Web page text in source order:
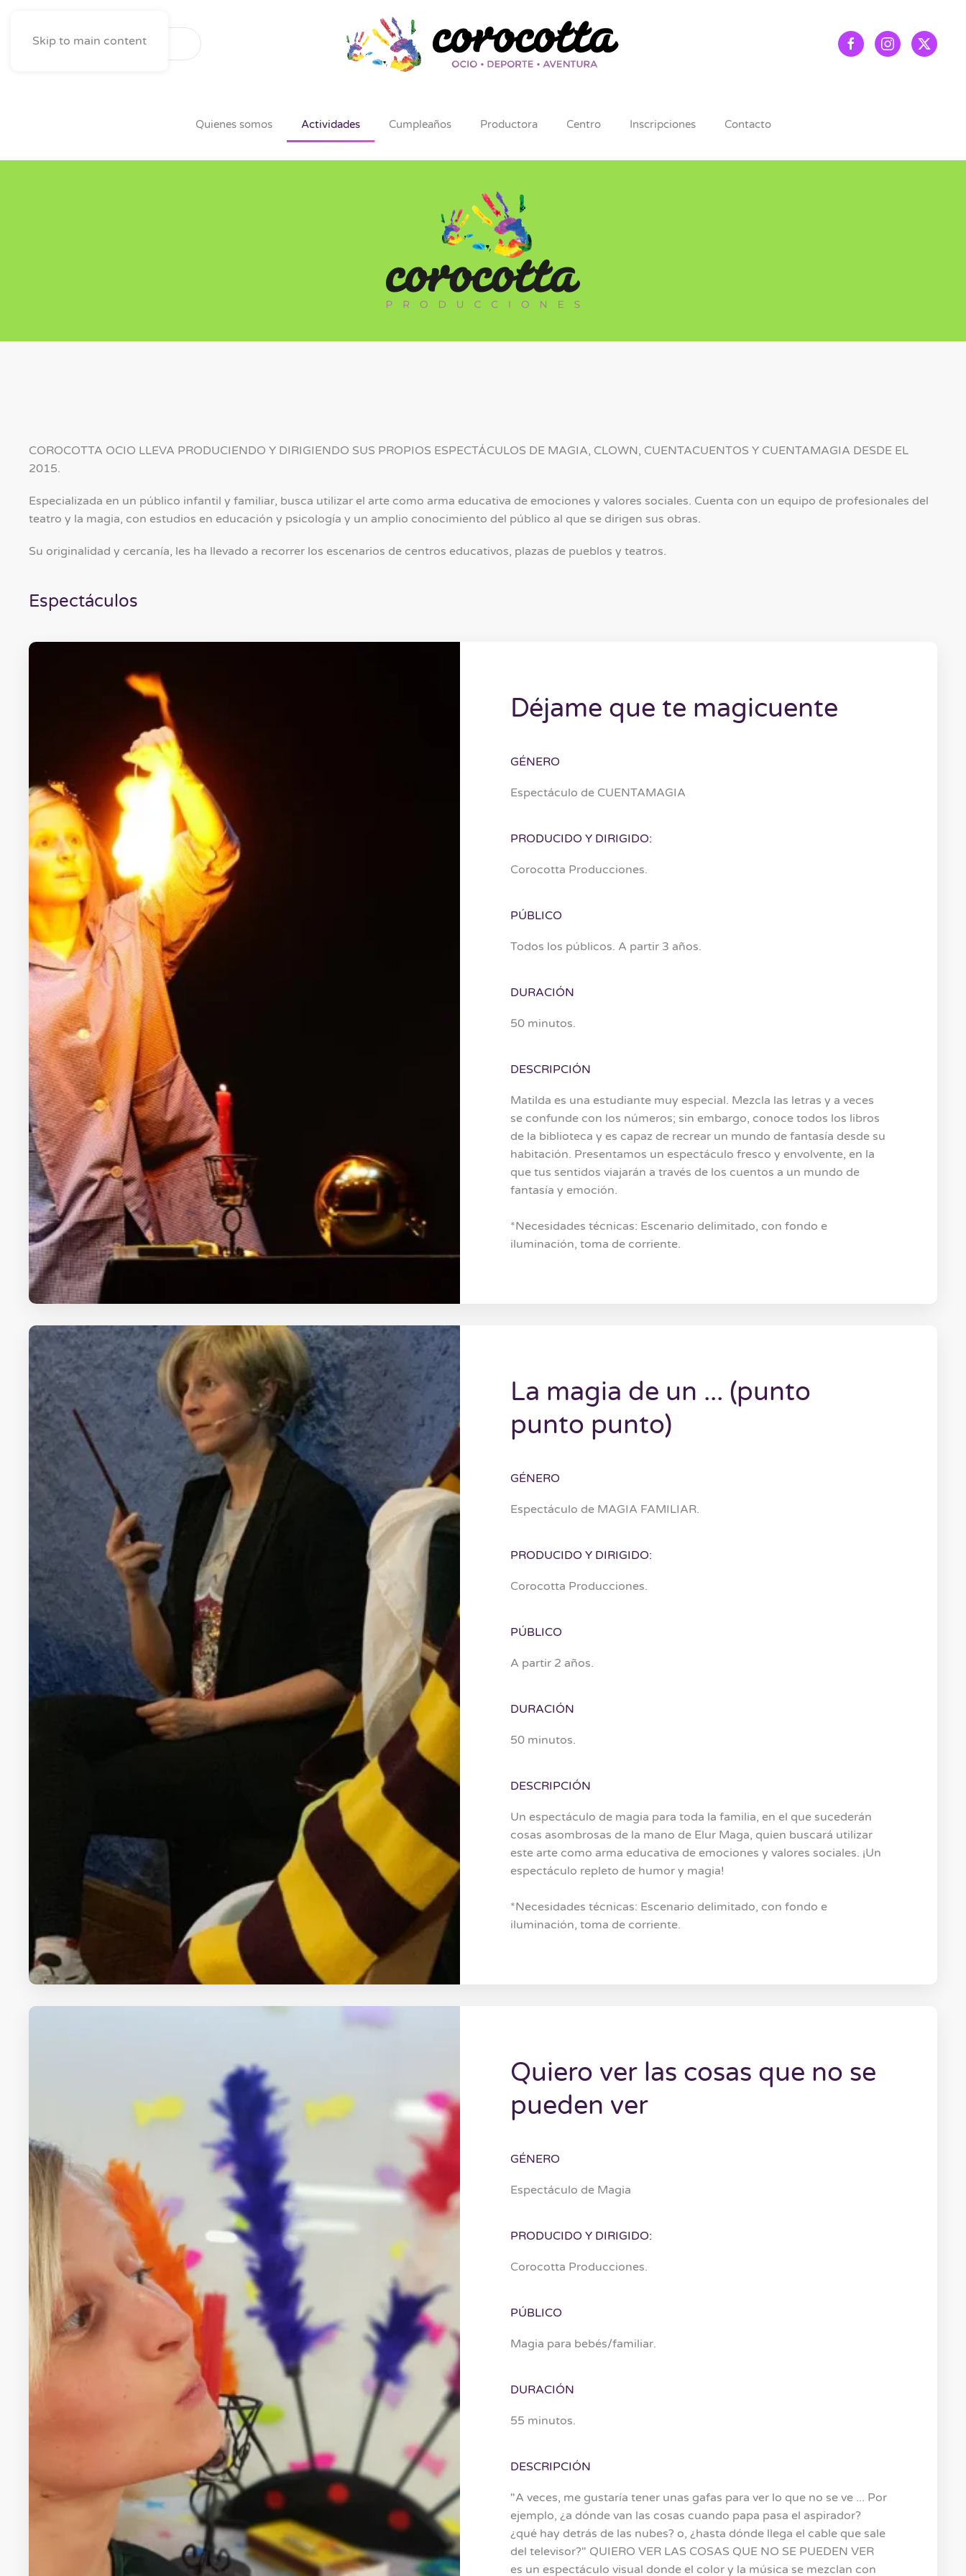
Skip to main content
Quienes somos Actividades Cumpleaños Productora Centro Inscripciones Contacto
COROCOTTA OCIO LLEVA PRODUCIENDO Y DIRIGIENDO SUS PROPIOS ESPECTÁCULOS DE MAGIA, CLOWN, CUENTACUENTOS Y CUENTAMAGIA DESDE EL
2015.
Especializada en un público infantil y familiar, busca utilizar el arte como arma educativa de emociones y valores sociales. Cuenta con un equipo de profesionales del
teatro y la magia, con estudios en educación y psicología y un amplio conocimiento del público al que se dirigen sus obras.
Su originalidad y cercanía, les ha llevado a recorrer los escenarios de centros educativos, plazas de pueblos y teatros.
Espectáculos
Déjame que te magicuente
GÉNERO
Espectáculo de CUENTAMAGIA
PRODUCIDO Y DIRIGIDO:
Corocotta Producciones.
PÚBLICO
Todos los públicos. A partir 3 años.
DURACIÓN
50 minutos.
DESCRIPCIÓN
Matilda es una estudiante muy especial. Mezcla las letras y a veces
se confunde con los números; sin embargo, conoce todos los libros
de la biblioteca y es capaz de recrear un mundo de fantasía desde su
habitación. Presentamos un espectáculo fresco y envolvente, en la
que tus sentidos viajarán a través de los cuentos a un mundo de
fantasía y emoción.
*Necesidades técnicas: Escenario delimitado, con fondo e
iluminación, toma de corriente.
La magia de un ... (punto
punto punto)
GÉNERO
Espectáculo de MAGIA FAMILIAR.
PRODUCIDO Y DIRIGIDO:
Corocotta Producciones.
PÚBLICO
A partir 2 años.
DURACIÓN
50 minutos.
DESCRIPCIÓN
Un espectáculo de magia para toda la familia, en el que sucederán
cosas asombrosas de la mano de Elur Maga, quien buscará utilizar
este arte como arma educativa de emociones y valores sociales. ¡Un
espectáculo repleto de humor y magia!
*Necesidades técnicas: Escenario delimitado, con fondo e
iluminación, toma de corriente.
Quiero ver las cosas que no se
pueden ver
GÉNERO
Espectáculo de Magia
PRODUCIDO Y DIRIGIDO:
Corocotta Producciones.
PÚBLICO
Magia para bebés/familiar.
DURACIÓN
55 minutos.
DESCRIPCIÓN
"A veces, me gustaría tener unas gafas para ver lo que no se ve ... Por
ejemplo, ¿a dónde van las cosas cuando papa pasa el aspirador?
¿qué hay detrás de las nubes? o, ¿hasta dónde llega el cable que sale
del televisor?" QUIERO VER LAS COSAS QUE NO SE PUEDEN VER
es un espectáculo visual donde el color y la música se mezclan con